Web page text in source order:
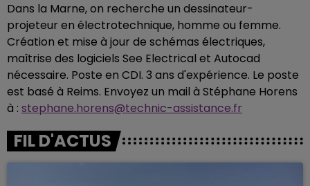
Dans la Marne, on recherche un dessinateur-
projeteur en électrotechnique, homme ou femme.
Création et mise à jour de schémas électriques,
maîtrise des logiciels See Electrical et Autocad
nécessaire. Poste en CDI. 3 ans d'expérience. Le poste
est basé à Reims. Envoyez un mail à Stéphane Horens
à : stephane.horens@technic-assistance.fr
FIL D'ACTUS